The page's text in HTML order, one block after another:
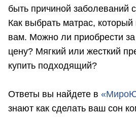
быть причиной заболеваний
Как выбрать матрас,
вам. Можно ли приобрести
цену? Мягкий или жесткий
купить подходящий?
Ответы вы найдете в
знают как сделать ваш сон